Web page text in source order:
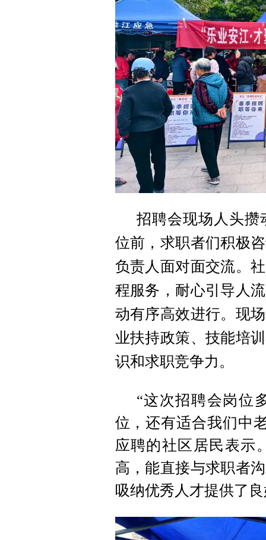
招聘会现场人头攒
位前，求职者们积极
负责人面对面交流。
程服务，耐心引导人
动有序高效进行。现
业扶持政策、技能培
识和求职竞争力。
“这次招聘会岗位
位，还有适合我们中
应聘的社区居民表示
高，能直接与求职者
吸纳优秀人才提供了